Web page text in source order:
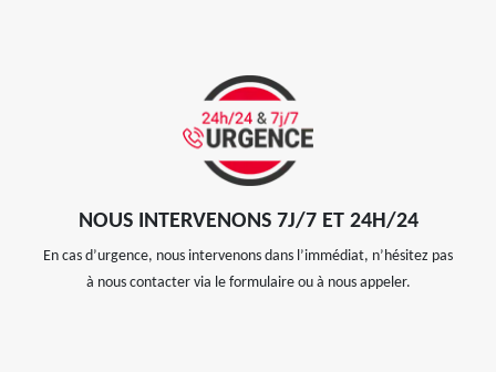
NOUS INTERVENONS 7J/7 ET 24H/24
En cas d’urgence, nous intervenons dans l’immédiat, n’hésitez pas
à nous contacter via le formulaire ou à nous appeler.